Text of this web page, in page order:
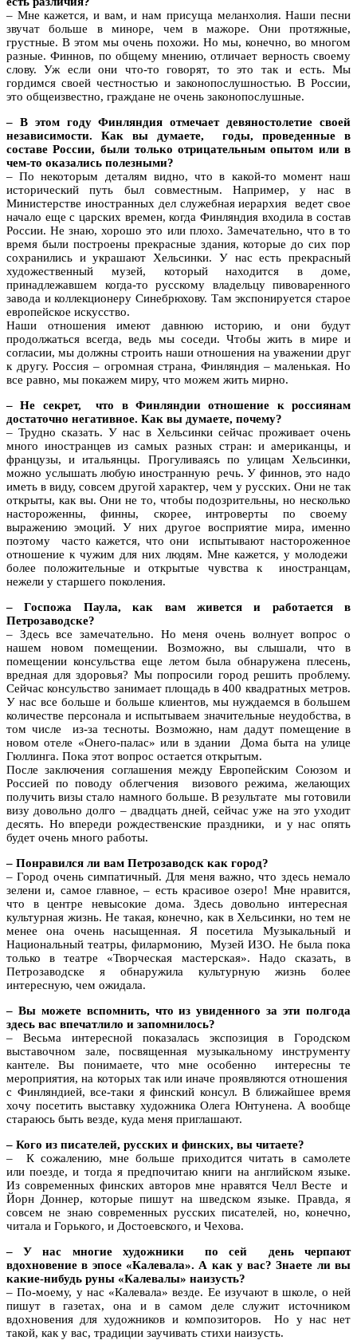
– Мне кажется, и вам, и нам присуща меланхолия. Наши песни
звучат больше в миноре, чем в мажоре. Они протяжные,
грустные. В этом мы очень похожи. Но мы, конечно, во многом
разные. Финнов, по общему мнению, отличает верность своему
слову. Уж если они что-то говорят, то это так и есть. Мы
гордимся своей честностью и законопослушностью. В России,
это общеизвестно, граждане не очень законопослушные.
– В этом году Финляндия отмечает девяностолетие своей
независимости. Как вы думаете, годы, проведенные в
составе России, были только отрицательным опытом или в
чем-то оказались полезными?
– По некоторым деталям видно, что в какой-то момент наш
исторический путь был совместным. Например, у нас в
Министерстве иностранных дел служебная иерархия ведет свое
начало еще с царских времен, когда Финляндия входила в состав
России. Не знаю, хорошо это или плохо. Замечательно, что в то
время были построены прекрасные здания, которые до сих пор
сохранились и украшают Хельсинки. У нас есть прекрасный
художественный музей, который находится в доме,
принадлежавшем когда-то русскому владельцу пивоваренного
завода и коллекционеру Синебрюхову. Там экспонируется старое
европейское искусство.
Наши отношения имеют давнюю историю, и они будут
продолжаться всегда, ведь мы соседи. Чтобы жить в мире и
согласии, мы должны строить наши отношения на уважении друг
к другу. Россия – огромная страна, Финляндия – маленькая. Но
все равно, мы покажем миру, что можем жить мирно.
– Не секрет, что в Финляндии отношение к россиянам
достаточно негативное. Как вы думаете, почему?
– Трудно сказать. У нас в Хельсинки сейчас проживает очень
много иностранцев из самых разных стран: и американцы, и
французы, и итальянцы. Прогуливаясь по улицам Хельсинки,
можно услышать любую иностранную речь. У финнов, это надо
иметь в виду, совсем другой характер, чем у русских. Они не так
открыты, как вы. Они не то, чтобы подозрительны, но несколько
настороженны, финны, скорее, интроверты по своему
выражению эмоций. У них другое восприятие мира, именно
поэтому часто кажется, что они испытывают настороженное
отношение к чужим для них людям. Мне кажется, у молодежи
более положительные и открытые чувства к иностранцам,
нежели у старшего поколения.
– Госпожа Паула, как вам живется и работается в
Петрозаводске?
– Здесь все замечательно. Но меня очень волнует вопрос о
нашем новом помещении. Возможно, вы слышали, что в
помещении консульства еще летом была обнаружена плесень,
вредная для здоровья? Мы попросили город решить проблему.
Сейчас консульство занимает площадь в 400 квадратных метров.
У нас все больше и больше клиентов, мы нуждаемся в большем
количестве персонала и испытываем значительные неудобства, в
том числе из-за тесноты. Возможно, нам дадут помещение в
новом отеле «Онего-палас» или в здании Дома быта на улице
Гюллинга. Пока этот вопрос остается открытым.
После заключения соглашения между Европейским Союзом и
Россией по поводу облегчения визового режима, желающих
получить визы стало намного больше. В результате мы готовили
визу довольно долго – двадцать дней, сейчас уже на это уходит
десять. Но впереди рождественские праздники, и у нас опять
будет очень много работы.
– Понравился ли вам Петрозаводск как город?
– Город очень симпатичный. Для меня важно, что здесь немало
зелени и, самое главное, – есть красивое озеро! Мне нравится,
что в центре невысокие дома. Здесь довольно интересная
культурная жизнь. Не такая, конечно, как в Хельсинки, но тем не
менее она очень насыщенная. Я посетила Музыкальный и
Национальный театры, филармонию, Музей ИЗО. Не была пока
только в театре «Творческая мастерская». Надо сказать, в
Петрозаводске я обнаружила культурную жизнь более
интересную, чем ожидала.
– Вы можете вспомнить, что из увиденного за эти полгода
здесь вас впечатлило и запомнилось?
– Весьма интересной показалась экспозиция в Городском
выставочном зале, посвященная музыкальному инструменту
кантеле. Вы понимаете, что мне особенно интересны те
мероприятия, на которых так или иначе проявляются отношения
с Финляндией, все-таки я финский консул. В ближайшее время
хочу посетить выставку художника Олега Юнтунена. А вообще
стараюсь быть везде, куда меня приглашают.
– Кого из писателей, русских и финских, вы читаете?
– К сожалению, мне больше приходится читать в самолете
или поезде, и тогда я предпочитаю книги на английском языке.
Из современных финских авторов мне нравятся Челл Весте и
Йорн Доннер, которые пишут на шведском языке. Правда, я
совсем не знаю современных русских писателей, но, конечно,
читала и Горького, и Достоевского, и Чехова.
– У нас многие художники по сей день черпают
вдохновение в эпосе «Калевала». А как у вас? Знаете ли вы
какие-нибудь руны «Калевалы» наизусть?
– По-моему, у нас «Калевала» везде. Ее изучают в школе, о ней
пишут в газетах, она и в самом деле служит источником
вдохновения для художников и композиторов. Но у нас нет
такой, как у вас, традиции заучивать стихи наизусть.